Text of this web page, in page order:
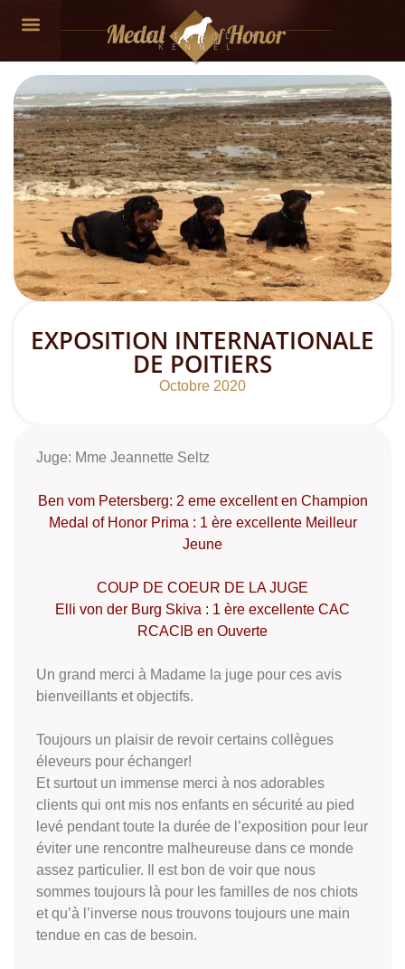
ROTTWEILER
KENNEL
EXPOSITION INTERNATIONALE
DE POITIERS
Octobre 2020
Juge: Mme Jeannette Seltz
Ben vom Petersberg: 2 eme excellent en Champion
Medal of Honor Prima : 1 ère excellente Meilleur
Jeune
COUP DE COEUR DE LA JUGE
Elli von der Burg Skiva : 1 ère excellente CAC
RCACIB en Ouverte
Un grand merci à Madame la juge pour ces avis
bienveillants et objectifs.
Toujours un plaisir de revoir certains collègues
éleveurs pour échanger!
Et surtout un immense merci à nos adorables
clients qui ont mis nos enfants en sécurité au pied
levé pendant toute la durée de l’exposition pour leur
éviter une rencontre malheureuse dans ce monde
assez particulier. Il est bon de voir que nous
sommes toujours là pour les familles de nos chiots
et qu’à l’inverse nous trouvons toujours une main
tendue en cas de besoin.